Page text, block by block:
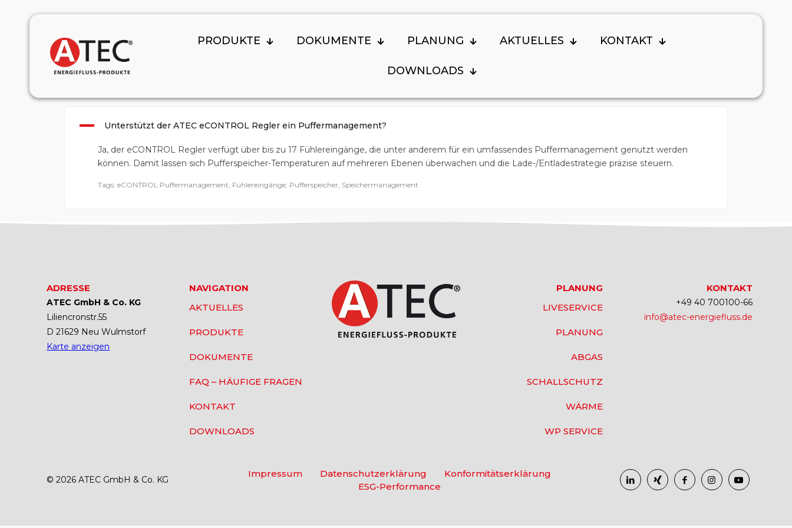
PRODUKTE DOKUMENTE PLANUNG AKTUELLES KONTAKT
DOWNLOADS
A Unterstützt der ATEC eCONTROL Regler ein Puffermanagement?
Ja, der eCONTROL Regler verfügt über bis zu 17 Fühlereingänge, die unter anderem für ein umfassendes Puffermanagement genutzt werden
können. Damit lassen sich Pufferspeicher-Temperaturen auf mehreren Ebenen überwachen und die Lade-/Entladestrategie präzise steuern.
Tags: eCONTROL Puffermanagement, Fühlereingänge, Pufferspeicher, Speichermanagement
ADRESSE
ATEC GmbH & Co. KG
Liliencronstr.55
D 21629 Neu Wulmstorf
Karte anzeigen
NAVIGATION
AKTUELLES
PRODUKTE
DOKUMENTE
FAQ – HÄUFIGE FRAGEN
KONTAKT
DOWNLOADS
PLANUNG
LIVESERVICE
PLANUNG
ABGAS
SCHALLSCHUTZ
WÄRME
WP SERVICE
KONTAKT
+49 40 700100-66
info@atec-energiefluss.de
© 2026 ATEC GmbH & Co. KG
Impressum Datenschutzerklärung
Konformitätserklärung
ESG-Performance